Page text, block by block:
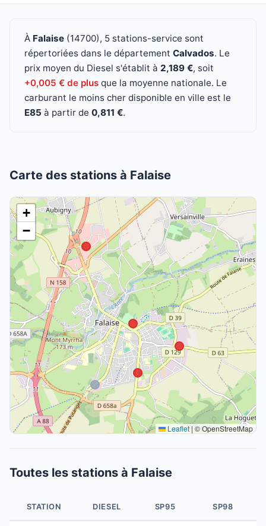
À Falaise (14700), 5 stations-service sont
répertoriées dans le département Calvados. Le
prix moyen du Diesel s'établit à 2,189 €, soit
+0,005 € de plus que la moyenne nationale. Le
carburant le moins cher disponible en ville est le
E85 à partir de 0,811 €.
Carte des stations à Falaise
+
−
Leaflet|© OpenStreetMap
Toutes les stations à Falaise
STATION DIESEL SP95 SP98